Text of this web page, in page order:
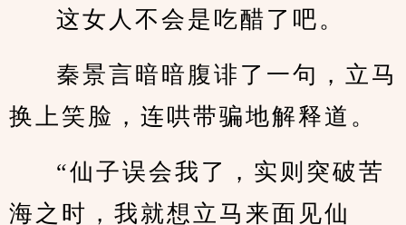
这女人不会是吃醋了吧。
秦景言暗暗腹诽了一句，立马
换上笑脸，连哄带骗地解释道。
“仙子误会我了，实则突破苦
海之时，我就想立马来面见仙